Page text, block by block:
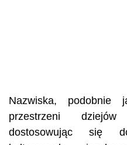
Nazwiska, podobnie
przestrzeni
dostosowując się